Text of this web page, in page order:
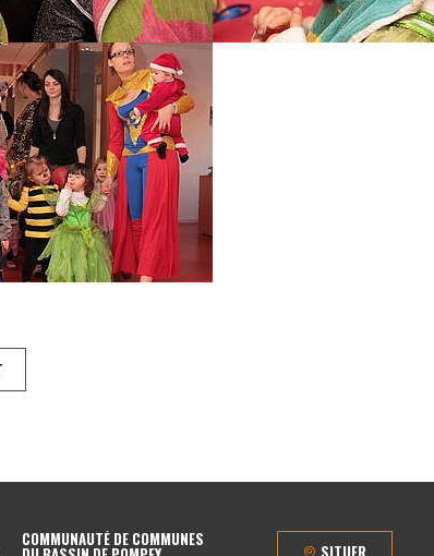
COMMUNAUTÉ DE COMMUNES
SITUER